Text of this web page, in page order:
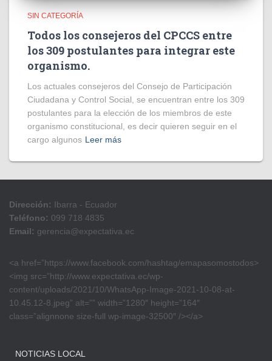
SIN CATEGORÍA
Todos los consejeros del CPCCS entre
los 309 postulantes para integrar este
organismo.
Los actuales consejeros del Consejo de Participación
Ciudadana y Control Social, se encuentran entre los 309
postulantes para la elección de los miembros de este
organismo constitucional, es decir quieren seguir en el
cargo algunos Leer más
Dirección: Ibarra - Ecuador
Teléfono: 099 718 4835
Email: gerencia@expectativa.ec
<a href=”https://www.facebook.com/hashtag/emapasomostodos>
<img src=”http://www.expectativa.ec/wp-
content/uploads/2021/10/WhatsApp-Image-2021-10-08-at-
10.45.12-8.jpeg” alt=”” width=”1280″ height=”164″
class=”alignnone size-full wp-image-32500″ /></a>
NOTICIAS LOCAL